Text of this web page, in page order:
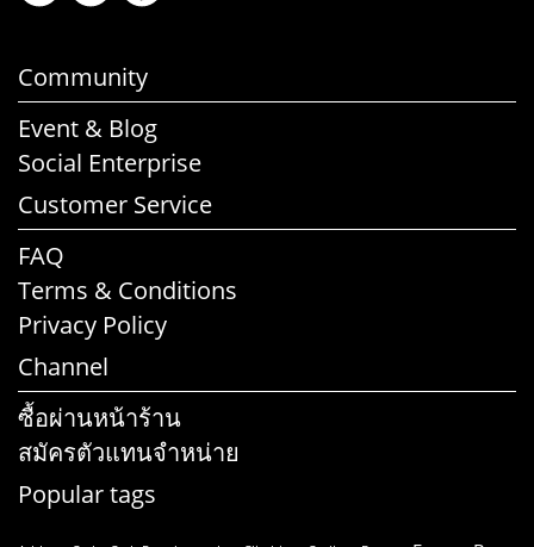
Community
Event & Blog
Social Enterprise
Customer Service
FAQ
Terms & Conditions
Privacy Policy
Channel
ซื้อผ่านหน้าร้าน
สมัครตัวแทนจำหน่าย
Popular tags